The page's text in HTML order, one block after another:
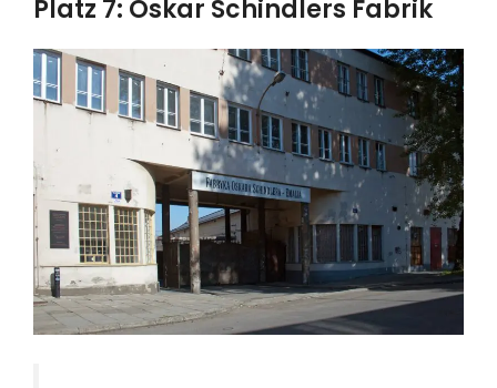
Platz 7: Oskar Schindlers Fabrik